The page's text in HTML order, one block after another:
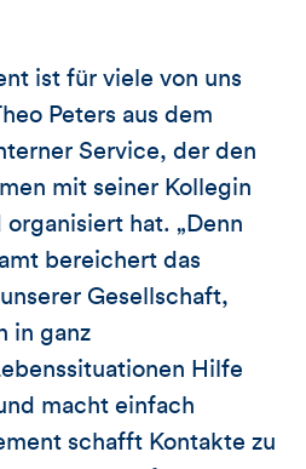
ist für viele von uns
Peters aus dem
Service, der den
mit seiner Kollegin
hat. „Denn
bereichert das
Gesellschaft,
in ganz
Hilfe
macht einfach
schafft Kontakte zu